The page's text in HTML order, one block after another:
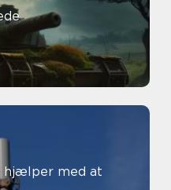
hjælper med at